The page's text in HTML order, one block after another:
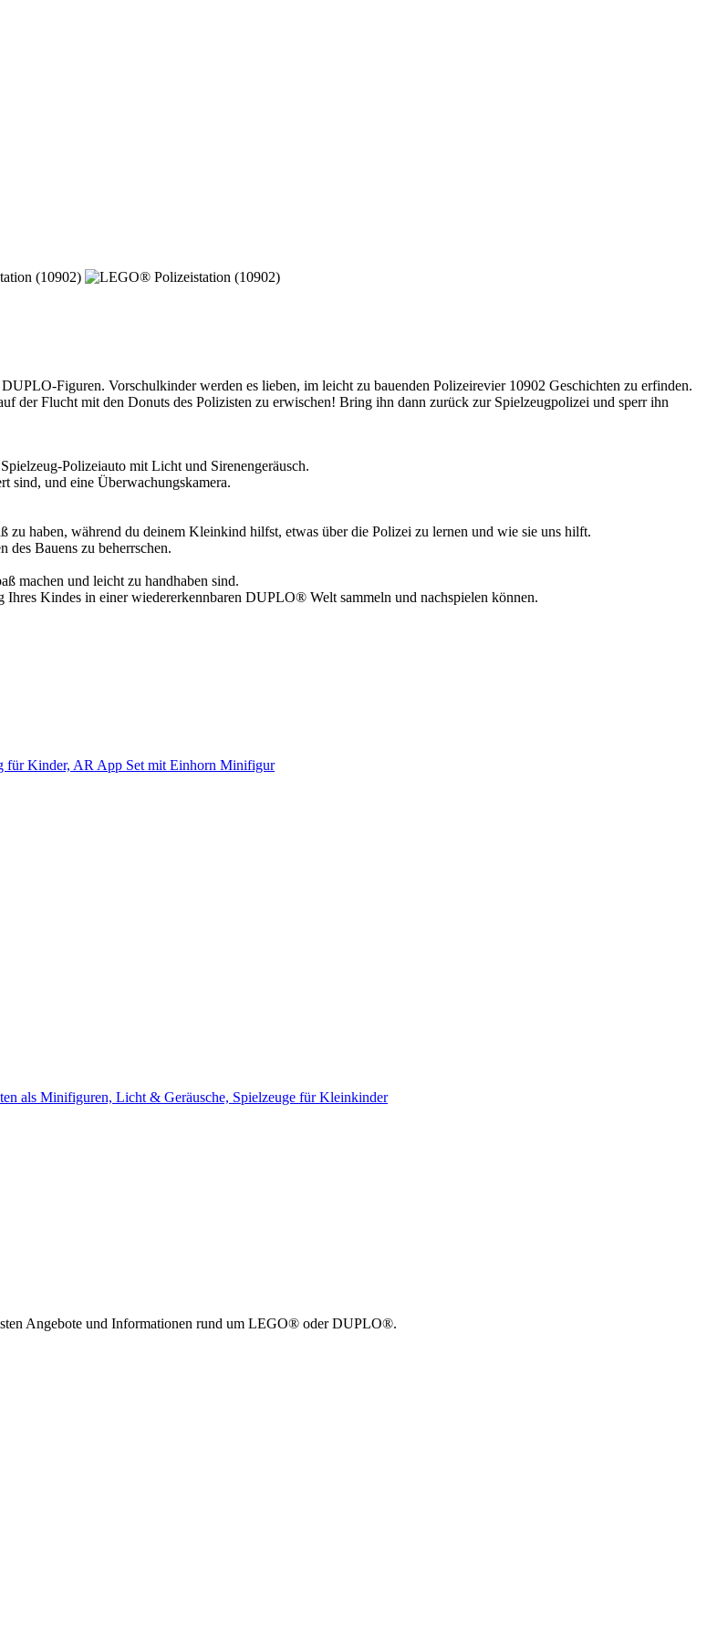
Figuren. Vorschulkinder werden es lieben, im leicht zu bauenden Polizeirevier 10902 Geschichten zu erfinden.
der Flucht mit den Donuts des Polizisten zu erwischen! Bring ihn dann zurück zur Spielzeugpolizei und sperr ihn
Polizeiauto mit Licht und Sirenengeräusch.
sind, und eine Überwachungskamera.
zu haben, während du deinem Kleinkind hilfst, etwas über die Polizei zu lernen und wie sie uns hilft.
Bauens zu beherrschen.
machen und leicht zu handhaben sind.
Kindes in einer wiedererkennbaren DUPLO® Welt sammeln und nachspielen können.
Kinder, AR App Set mit Einhorn Minifigur
als Minifiguren, Licht & Geräusche, Spielzeuge für Kleinkinder
Angebote und Informationen rund um LEGO® oder DUPLO®.